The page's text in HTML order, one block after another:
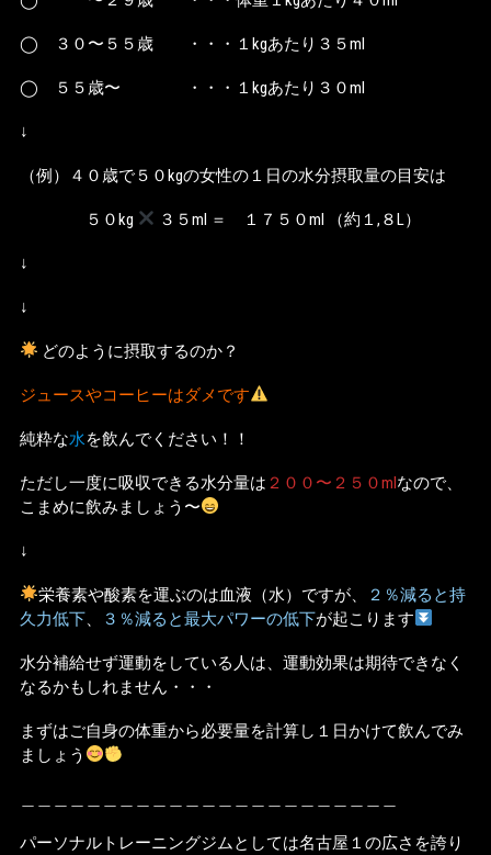
◯ ３０〜５５歳 ・・・１kgあたり３５ml
◯ ５５歳〜 ・・・１kgあたり３０ml
↓
（例）４０歳で５０kgの女性の１日の水分摂取量の目安は
５０kg ３５ml ＝ １７５０ml （約１,８L）
↓
↓
どのように摂取するのか？
ジュースやコーヒーはダメです
純粋な水を飲んでください！！
ただし一度に吸収できる水分量は ２００〜２５０mlなので、
こまめに飲みましょう〜
↓
栄養素や酸素を運ぶのは血液（水）ですが、
２％減ると持
久力低下、 ３％減ると最大パワーの低下が起こります
水分補給せず運動をしている人は、運動効果は期待できなく
なるかもしれません・・・
まずはご自身の体重から必要量を計算し１日かけて飲んでみ
ましょう
パーソナルトレーニングジムとしては名古屋１の広さを誇り